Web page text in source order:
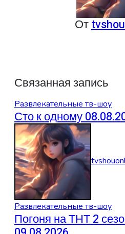
От
Связанная запись
Развлекательные тв-шоу
Сто к одному
Развлекательные тв-шоу
Погоня на ТНТ 2